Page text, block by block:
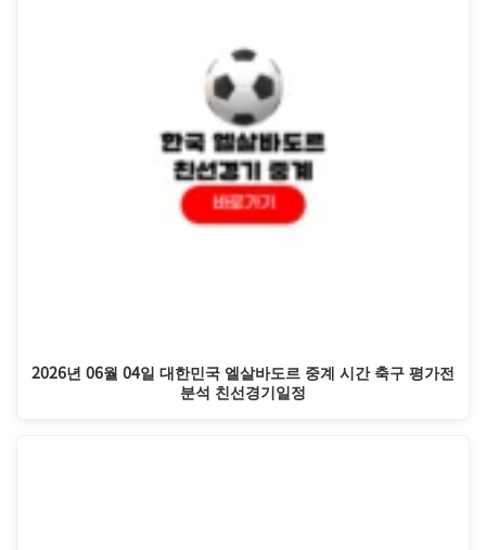
2026년 06월 04일 대한민국 엘살바도르 중계 시간 축구 평가전
분석 친선경기일정